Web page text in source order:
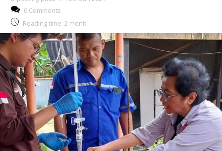
0 Comments
Reading time: 2 menit